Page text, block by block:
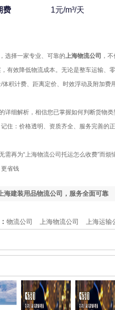
费
1元/m³/天
择一家专业、可靠的上海物流公司 ，
有效降低物流成本。无论是整车运输、
积计费、距离定价、时效浮动及附加费
细解析，相信您已掌握如何判断货物类
住：价格透明、资质齐全、服务完善的
再为“上海物流公司托运怎么收费”而烦
省钱
海建装用品物流公司，服务全面可靠
物流公司 上海物流公司 上海运输